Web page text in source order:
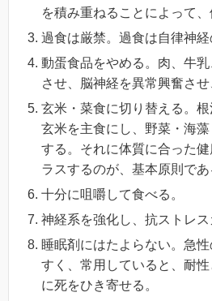
を積み重ねることによって、
過食は厳禁。過食は自律神経
動蛋食品をやめる。肉、牛
させ、脳神経を異常興奮させ
玄米・菜食に切り替える。根
玄米を主食にし、野菜・海
する。それに体質に合った
ラスするのが、基本原則であ
十分に咀嚼して食べる。
神経系を強化し、抗ストレス
睡眠剤にはたよらない。急
すく、常用していると、耐
に死をひき寄せる。